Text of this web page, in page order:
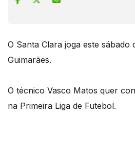
O Santa Clara joga este sábado
Guimarães.
O técnico Vasco Matos quer
na Primeira Liga de Futebol.